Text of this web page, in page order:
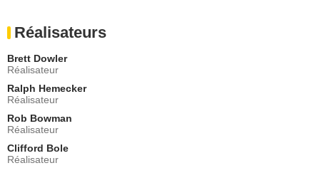
- 2 Episodes :13-14
Patricia Dahlquist
Susan Chambliss
Richard Belzer
- 1 Episode :3
Colleen Flynn
Michele Fazekas
Réalisateurs
Brett Dowler
Réalisateur
Ralph Hemecker
Réalisateur
Rob Bowman
Réalisateur
Clifford Bole
Réalisateur